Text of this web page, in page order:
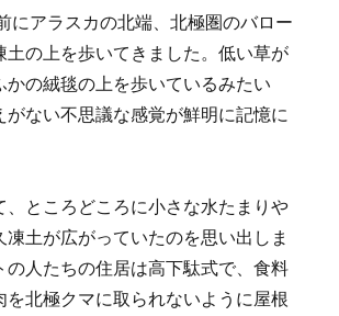
にアラスカの北端、北極圏のバロー
土の上を歩いてきました。低い草が
かの絨毯の上を歩いているみたい
がない不思議な感覚が鮮明に記憶に
、ところどころに小さな水たまりや
凍土が広がっていたのを思い出しま
の人たちの住居は高下駄式で、食料
を北極クマに取られないように屋根